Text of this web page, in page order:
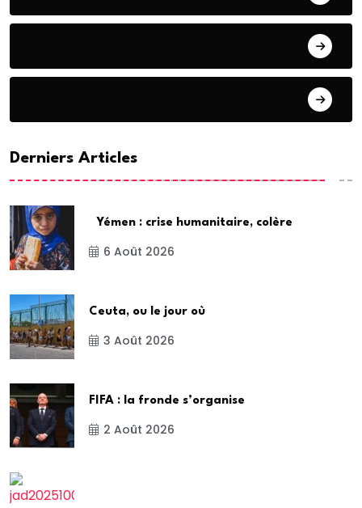
Derniers Articles
Yémen : crise humanitaire, colère
6 Août 2026
Ceuta, ou le jour où
3 Août 2026
FIFA : la fronde s’organise
2 Août 2026